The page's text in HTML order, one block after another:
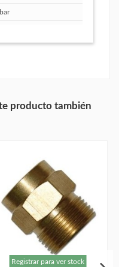
producto también
Registrar para ver stock